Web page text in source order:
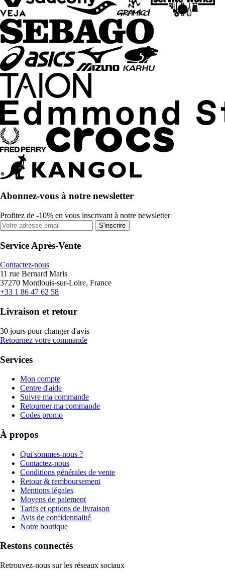
Abonnez-vous à notre newsletter
Profitez de -10% en vous inscrivant à notre newsletter
S'inscrire
Service Après-Vente
Contactez-nous
11 rue Bernard Maris
37270 Montlouis-sur-Loire, France
+33 1 86 47 62 58
Livraison et retour
30 jours pour changer d'avis
Retournez votre commande
Services
Mon compte
Centre d'aide
Suivre ma commande
Retourner ma commande
Codes promo
À propos
Qui sommes-nous ?
Contactez-nous
Conditions générales de vente
Retour & remboursement
Mentions légales
Moyens de paiement
Tarifs et options de livraison
Avis de confidentialité
Notre boutique
Restons connectés
Retrouvez-nous sur les réseaux sociaux